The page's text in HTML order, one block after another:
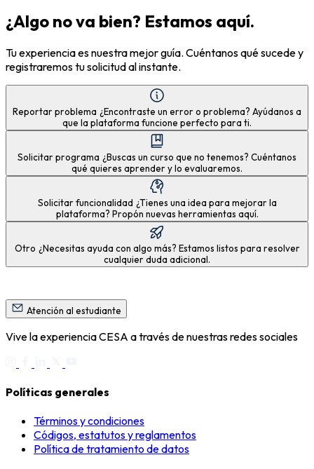
¿Algo no va bien? Estamos aquí.
Tu experiencia es nuestra mejor guía. Cuéntanos qué sucede y
registraremos tu solicitud al instante.
Reportar problema ¿Encontraste un error o problema? Ayúdanos a
que la plataforma funcione perfecto para ti.
Solicitar programa ¿Buscas un curso que no tenemos? Cuéntanos
qué quieres aprender y lo evaluaremos.
Solicitar funcionalidad ¿Tienes una idea para mejorar la
plataforma? Propón nuevas herramientas aquí.
Otro ¿Necesitas ayuda con algo más? Estamos listos para resolver
cualquier duda adicional.
Atención al estudiante
Vive la experiencia CESA a través de nuestras redes sociales
Políticas generales
Términos y condiciones
Códigos, estatutos y reglamentos
Política de tratamiento de datos